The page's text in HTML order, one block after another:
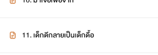
11. เด็กดีกลายเป็นเด็กดื้อ